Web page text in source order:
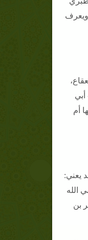
أم
يعني:
الله
الهجرة، والزبير بن